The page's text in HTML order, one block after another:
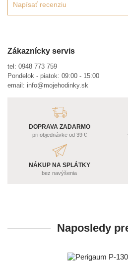
Napísať recenziu
Zákaznícky servis
tel: 0948 773 759
Pondelok - piatok: 09:00 - 15:00
email: info@mojehodinky.sk
DOPRAVA ZADARMO
pri objednávke od 39 €
NÁKUP NA SPLÁTKY
bez navýšenia
Naposledy